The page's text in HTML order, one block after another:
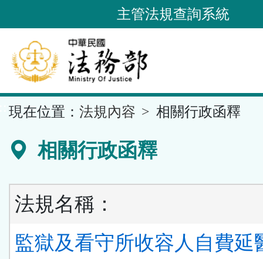
到
要
內
容
區
主管法規查詢系統
現在位置： 法規內容 相關行政函釋
相關行政函釋
法規名稱：
監獄及看守所收容人自費延